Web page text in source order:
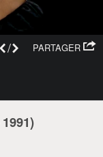
PARTAGER
/
1991)